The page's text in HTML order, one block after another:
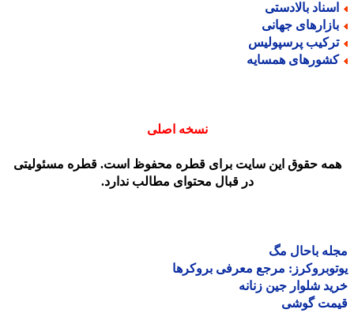
بالادستی
جهانی
پرسپولیس
همسایه
نسخه اصلی
حقوق این سایت برای قطره محفوظ است. قطره مسئولیتی
در قبال محتوای مطالب ندارد.
باحال مگ
مرجع معرفی بروکرها
شلوار جین زنانه
گوشی